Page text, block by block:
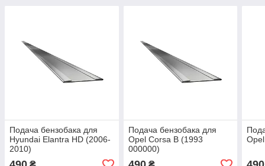
Подача бензобака для
Hyundai Elantra HD (2006-
2010)
Подача бензобака для
Opel Corsa B (1993
000000)